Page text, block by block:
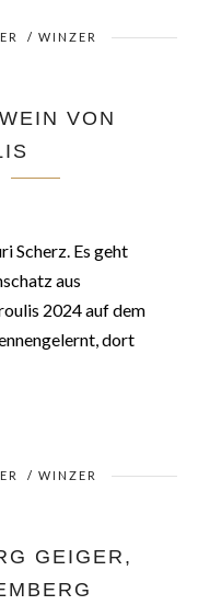
/ WINZER
VON
Scherz. Es geht
aus
2024 auf dem
dort
/ WINZER
GEIGER,